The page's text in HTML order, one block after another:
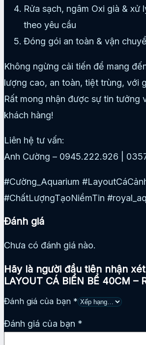
Rửa sạch, ngâm Oxi già & xử
theo yêu cầu
Đóng gói an toàn & vận
Không ngừng cải tiến để mang
lượng cao, an toàn, tiệt trùng, với
Rất mong nhận được sự tin tưởng
khách hàng!
Liên hệ tư vấn:
Anh Cường – 0945.222.926 |
#Cường_Aquarium
#ChấtLượngTạoNiềmTin
Đánh giá
Chưa có đánh giá nào.
Hãy là người đầu tiên nhận xét
LAYOUT CÁ BIỂN BỂ 40CM –
Đánh giá của bạn *
Đánh giá của bạn *